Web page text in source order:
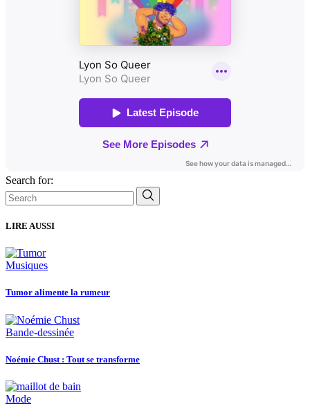
Search for:
LIRE AUSSI
Musiques
Tumor alimente la rumeur
Bande-dessinée
Noémie Chust : Tout se transforme
Mode